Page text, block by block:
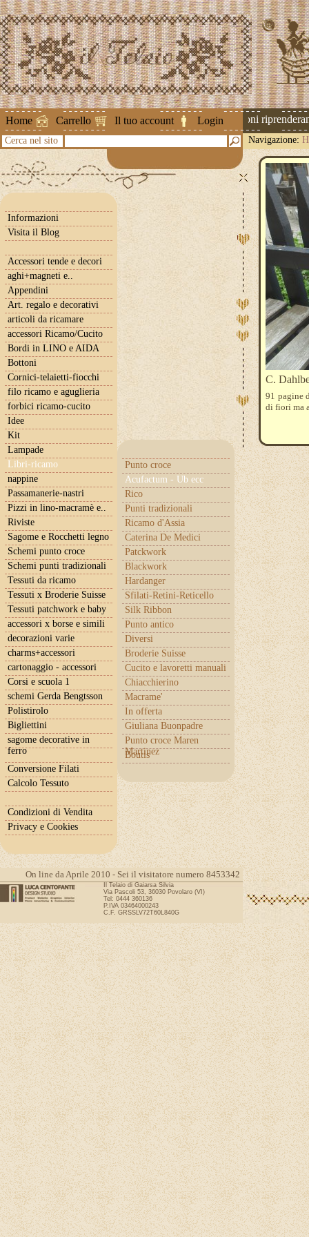
Home Carrello Il tuo account Login
Attenzione ! Le spedizioni
Cerca nel sito Navigazione:
Informazioni
Visita il Blog
Accessori tende e decori
aghi+magneti e..
Appendini
Art. regalo e decorativi
articoli da ricamare
accessori Ricamo/Cucito
Bordi in LINO e AIDA
Bottoni
Cornici-telaietti-fiocchi
filo ricamo e aguglieria
forbici ricamo-cucito
Idee
Kit
Lampade
Libri-ricamo
Punto croce
Acufactum - Ub ecc
Rico
Punti tradizionali
Ricamo d'Assia
Caterina De Medici
Patckwork
Blackwork
Hardanger
Sfilati-Retini-Reticello
Silk Ribbon
Punto antico
Diversi
Broderie Suisse
Cucito e lavoretti manuali
Chiacchierino
Macrame'
In offerta
Giuliana Buonpadre
Punto croce Maren
Martinez
Boutis
nappine
Passamanerie-nastri
Pizzi in lino-macramè e..
Riviste
Sagome e Rocchetti legno
Schemi punto croce
Schemi punti tradizionali
Tessuti da ricamo
Tessuti x Broderie Suisse
Tessuti patchwork e baby
accessori x borse e simili
decorazioni varie
charms+accessori
cartonaggio - accessori
Corsi e scuola 1
schemi Gerda Bengtsson
Polistirolo
Bigliettini
sagome decorative in
ferro
Conversione Filati
Calcolo Tessuto
Condizioni di Vendita
Privacy e Cookies
C.
91 pagine
di fiori ma
On line da Aprile 2010 - Sei il visitatore numero 8453342
Il Telaio di Gaiarsa Silvia
Via Pascoli 53, 36030 Povolaro (VI)
Tel: 0444 360136
P.IVA 03464000243
C.F. GRSSLV72T60L840G